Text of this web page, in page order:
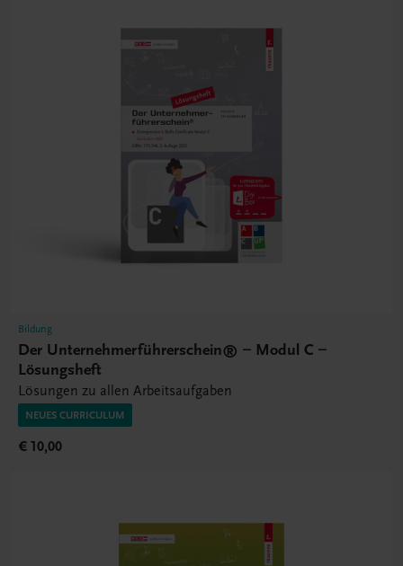
Bildung
Der Unternehmerführerschein® – Modul C –
Lösungsheft
Lösungen zu allen Arbeitsaufgaben
NEUES CURRICULUM
€ 10,00